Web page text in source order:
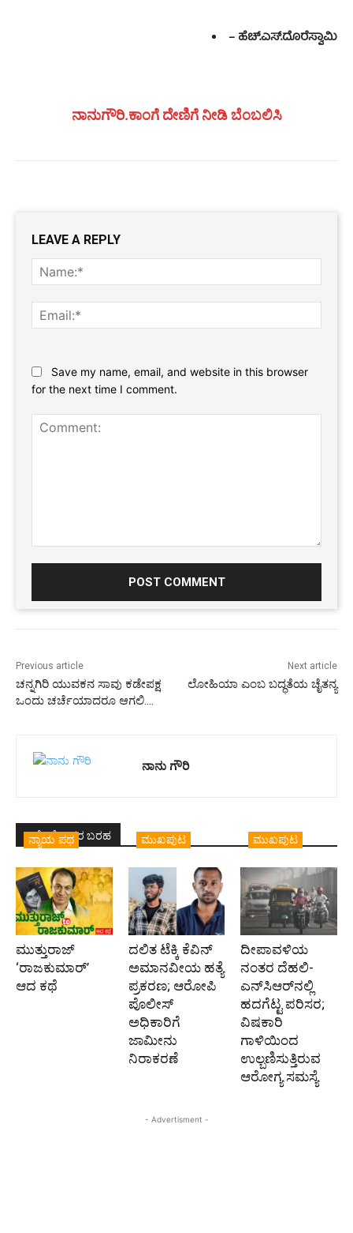
– ಹೆಚ್.ಎಸ್.ದೊರೆಸ್ವಾಮಿ
ನಾನುಗೌರಿ.ಕಾಂಗೆ ದೇಣಿಗೆ ನೀಡಿ ಬೆಂಬಲಿಸಿ
LEAVE A REPLY
Save my name, email, and website in this browser
for the next time I comment.
Previous article
ಚನ್ನಗಿರಿ ಯುವಕನ ಸಾವು ಕಡೇಪಕ್ಷ
ಒಂದು ಚರ್ಚೆಯಾದರೂ ಆಗಲಿ….
Next article
ಲೋಹಿಯಾ ಎಂಬ ಬದ್ಧತೆಯ ಚೈತನ್ಯ
ನಾನು ಗೌರಿ
ಇದೇ ಲೇಖಕರ ಬರಹ
ನ್ಯಾಯ ಪಥ
ಮುತ್ತುರಾಜ್
‘ರಾಜಕುಮಾರ್‍’
ಆದ ಕಥೆ
ಮುಖಪುಟ
ದಲಿತ ಟೆಕ್ಕಿ ಕೆವಿನ್
ಅಮಾನವೀಯ ಹತ್ಯೆ
ಪ್ರಕರಣ; ಆರೋಪಿ
ಪೊಲೀಸ್‌
ಅಧಿಕಾರಿಗೆ
ಜಾಮೀನು
ನಿರಾಕರಣೆ
ಮುಖಪುಟ
ದೀಪಾವಳಿಯ
ನಂತರ ದೆಹಲಿ-
ಎನ್‌ಸಿಆರ್‌ನಲ್ಲಿ
ಹದಗೆಟ್ಟ ಪರಿಸರ;
ವಿಷಕಾರಿ
ಗಾಳಿಯಿಂದ
ಉಲ್ಬಣಿಸುತ್ತಿರುವ
ಆರೋಗ್ಯ ಸಮಸ್ಯೆ
- Advertisment -